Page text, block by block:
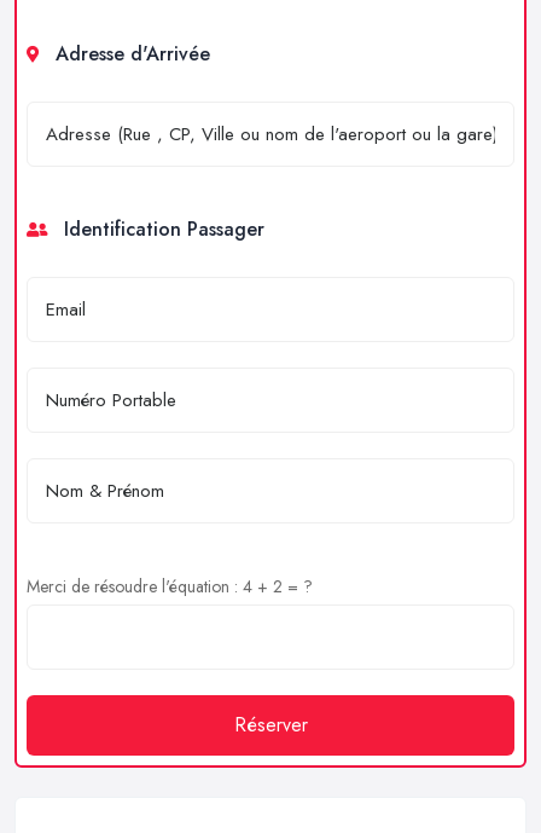
Adresse d'Arrivée
Identification Passager
Merci de résoudre l'équation : 4 + 2 = ?
Réserver